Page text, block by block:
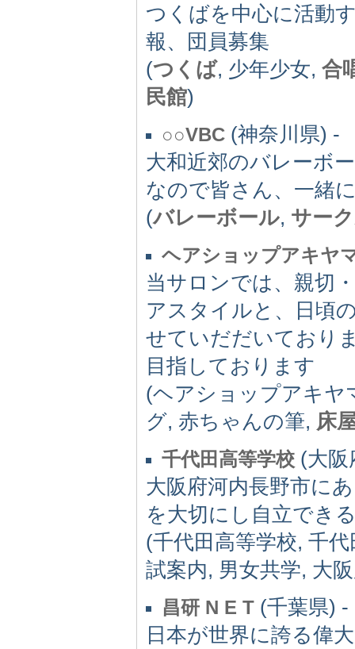
つくばを中心に活動
報、団員募集
(つくば, 少年少女, 合
民館)
○○VBC (神奈川県) -
大和近郊のバレーボ
なので皆さん、一緒
(バレーボール, サー
ヘアショップアキヤ
当サロンでは、親切
アスタイルと、日頃
せていだだいており
目指しております
(ヘアショップアキヤ
グ, 赤ちゃんの筆, 床
千代田高等学校 (大阪
大阪府河内長野市に
を大切にし自立でき
(千代田高等学校, 千
試案内, 男女共学, 大
昌研 N E T (千葉県) -
日本が世界に誇る偉